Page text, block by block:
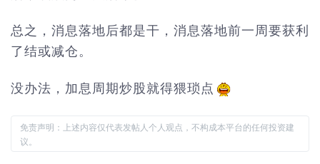
总之，消息落地后都是干，消息落地前一周要获利
了结或减仓。
没办法，加息周期炒股就得猥琐点
免责声明：上述内容仅代表发帖人个人观点，不构成本平台的任何投资建
议。